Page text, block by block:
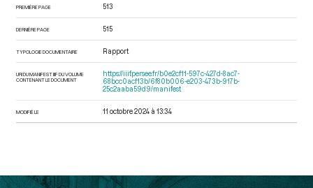
PREMIÈRE PAGE 513
DERNIÈRE PAGE 515
TYPOLOGIE DOCUMENTAIRE Rapport
URI DU MANIFEST IIIF DU VOLUME
CONTENANT LE DOCUMENT
https://iiif.persee.fr/b0e2cf11-597c-427d-8ac7-
68bcc0acf13b/6f80b006-e203-473b-917b-
25c2aaba59d9/manifest
MODIFIÉ LE 11 octobre 2024 à 13:34